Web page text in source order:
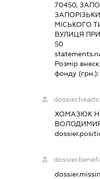
70450,
МІСЬКОГО
ВУЛИЦЯ
50
Розмір
фонду
dossier.heads:
ХОМАЗЮК